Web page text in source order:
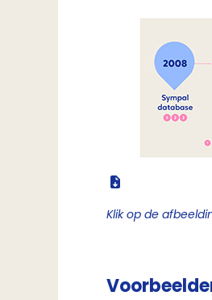
Klik op de